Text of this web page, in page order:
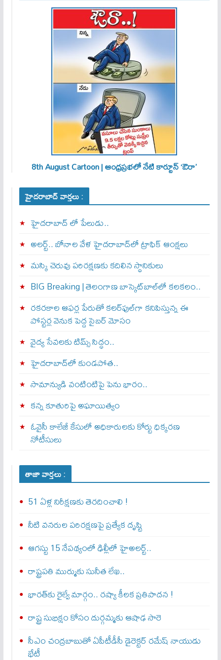
8th August Cartoon | ఆంధ్రప్రభలో నేటి కార్టూన్ ‘ఔరా’
హైదరాబాద్ వార్తలు :
హైదరాబాద్ లో పేలుడు..
అలర్ట్‌.. బోనాల వేళ హైదరాబాద్‌లో ట్రాఫిక్‌ ఆంక్షలు
మస్కి చెరువు పరిరక్షణకు కదిలిన స్థానికులు
BIG Breaking | తెలంగాణ బాస్కెట్‌బాల్‌లో కలకలం..
రకరకాల ఆఫర్ల పేరుతో కలర్‌ఫుల్‌గా కనిపిస్తున్న ఈ
పోస్టర్ల వెనుక పెద్ద సైబర్ మోసం
వైద్య సేవలకు టిమ్స్‌ సిద్ధం..
హైదరాబాద్‌లో కుండపోత..
సామాన్యుడి వంటింటిపై పెను భారం..
కన్న కూతురిపై అఘాయిత్యం
ఓవైసీ కాలేజీ కేసులో అధికారులకు కోర్టు ధిక్కరణ
నోటీసులు
తాజా వార్తలు :
51 ఏళ్ల నిరీక్షణకు తెరదించాలి !
నీటి వనరుల పరిరక్షణపై ప్రత్యేక దృష్టి
ఆగస్టు 15 నేపథ్యంలో ఢిల్లీలో హైఅలర్ట్..
రాష్ట్రపతి ముర్ముకు సునీత లేఖ..
భారత్‌కు రైల్వే మార్గం.. రష్యా కీలక ప్రతిపాదన !
రాష్ట్ర సుభిక్షం కోసం దుర్గమ్మకు ఆషాఢ సారె
సీఎం చంద్రబాబుతో ఏపీటీడీసీ డైరెక్టర్‌ రమేష్‌ నాయుడు
భేటీ